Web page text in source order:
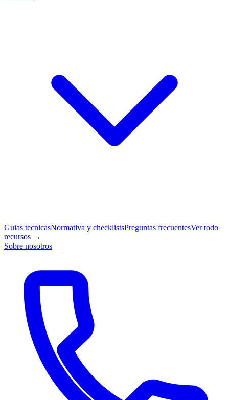
Guias tecnicasNormativa y checklistsPreguntas frecuentesVer todo
recursos →
Sobre nosotros